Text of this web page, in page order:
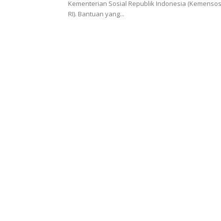
Kementerian Sosial Republik Indonesia (Kemensos
RI). Bantuan yang...